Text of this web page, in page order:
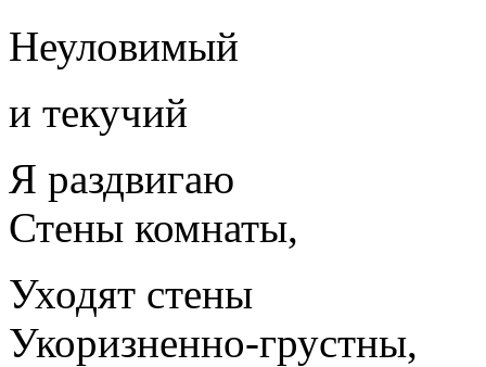
Неуловимый
и текучий
Я раздвигаю
Стены комнаты,
Уходят стены
Укоризненно-грустны,